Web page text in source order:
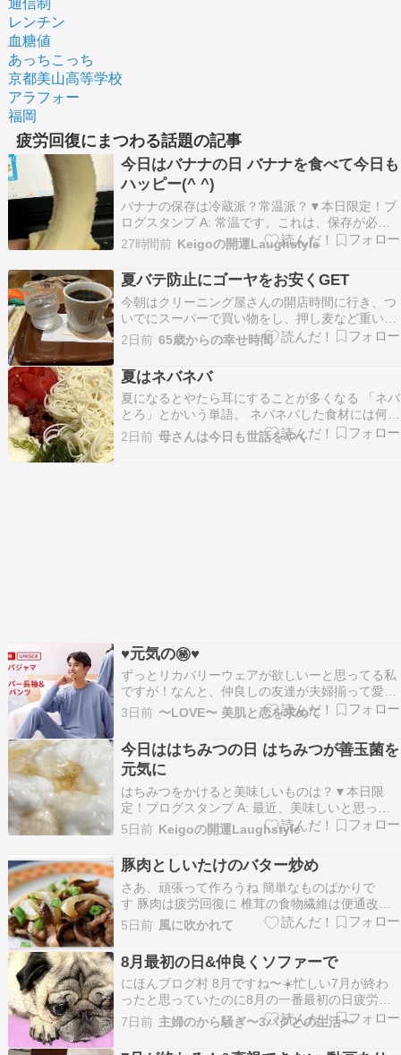
通信制
レンチン
血糖値
あっちこっち
京都美山高等学校
アラフォー
福岡
疲労回復にまつわる話題の記事
今日はバナナの日 バナナを食べて今日も
ハッピー(^ ^)
バナナの保存は冷蔵派？常温派？▼本日限定！ブ
ログスタンプ A: 常温です。これは、保存が必要
になる前に食べてしまうので、“派“”というほどこ
だわりがあるわけではありません。 ちなみに…AI
による概要では バナナを長持ちさせるには、まだ
青い状態の時は直射日光を避けた 涼しい常温（…
27時間前 Keigoの開運Laughstyle
夏バテ防止にゴーヤをお安くGET
今朝はクリーニング屋さんの開店時間に行き、つ
いでにスーパーで買い物をし、押し麦など重い物
を夫に持って帰ってもらいました。いつもの時間
よりも遅くなったけどカフェ活もし〓〓帰りにま
たスーパーに寄りました。昨日行かなかったぶ
ん、たくさん買ったな〓〓〓昨日は晩ごはんに使
うゴーヤのあく抜…
2日前 65歳からの幸せ時間
夏はネバネバ
夏になるとやたら耳にすることが多くなる 「ネバ
とろ」とかいう単語。 ネバネバした食材には何か
といいものが 含まれてるようで。 その正体が何
なのかは、まぁ後で調べてみる ことにして…（と
2日前 母さんは今日も世話をやく
♥元気の㊙️♥
ずっとリカバリーウェアが欲しいーと思ってる私
ですが！なんと、仲良しの友達が夫婦揃って愛用
してたあ！！バクネにREDにベネクスとよりどり
みどりで着てるらしい。 ＼8/11 1:59までポイン
ト10倍／【TENTIAL 公式】リカバリーウェア
BAKUNE Dry Women's …
3日前 〜LOVE〜 美肌と恋を求めて
今日ははちみつの日 はちみつが善玉菌を
元気に
はちみつをかけると美味しいものは？▼本日限
定！ブログスタンプ A: 最近、美味しいと思った
のが、ヨーグルト。 朝、バナナにヨーグルトかけ
て食べることがあります。これまではバナナの甘
みだけで食べていましたが、確かはちみつも身体
に良かったなぁ～と思って、ちょっとかけてみた
ら、これが…
5日前 Keigoの開運Laughstyle
豚肉としいたけのバター炒め
さあ、頑張って作ろうね 簡単なものばかりで
す 豚肉は疲労回復に 椎茸の食物繊維は便通改善
に。 特に、椎茸は日光にあたるとプロビタミンD
に変わり 小児のくる病の防止、成人の骨軟化症の
防止に
5日前 風に吹かれて
8月最初の日&仲良くソファーで
にほんブログ村 8月ですね〜☀️忙しい7月が終わ
ったと思っていたのに8月の一番最初の日疲労困
憊です????すでに布団の中です????3パグも仲良
く寝ていますにほんブログ村オン ON クラウドサ
ーファー マックス Cloudsurfer Max ランニング
7日前 主婦のから騒ぎ〜3パグとの生活〜